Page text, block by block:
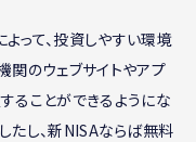
って、投資しやすい環境
関のウェブサイトやアプ
ることができるようにな
たし、新NISAならば無料